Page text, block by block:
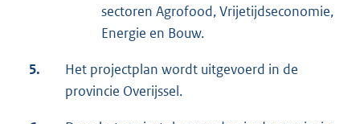
sectoren Agrofood, Vrijetijdseconomie,
Energie en Bouw.
5.
Het projectplan wordt uitgevoerd in de
provincie Overijssel.